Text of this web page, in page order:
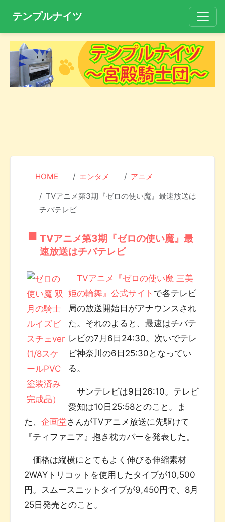
テンプルナイツ
HOME エンタメ アニメ
TVアニメ第3期『ゼロの使い魔』最速放送は
チバテレビ
TVアニメ第3期『ゼロの使い魔』最
速放送はチバテレビ
TVアニメ『ゼロの使い魔 三美
姫の輪舞』公式サイト で各テレビ
局の放送開始日がアナウンスされ
た。それのよると、最速はチバテ
レビの7月6日24:30。次いでテレ
ビ神奈川の6日25:30となってい
る。
サンテレビは9日26:10。テレビ
愛知は10日25:58とのこと。ま
た、企画堂さんがTVアニメ放送に先駆けて
『ティファニア』抱き枕カバーを発表した。
価格は縦横にとてもよく伸びる伸縮素材
2WAYトリコットを使用したタイプが10,500
円。スムースニットタイプが9,450円で、8月
25日発売とのこと。